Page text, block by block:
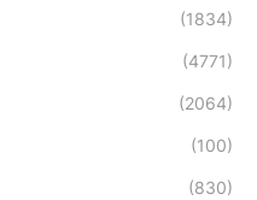
(1834)
(4771)
(2064)
(100)
(830)